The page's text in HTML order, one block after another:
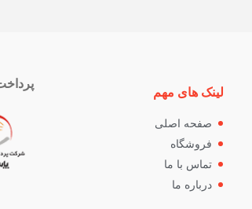
لینک های مهم
صفحه اصلی
فروشگاه
تماس با ما
درباره ما